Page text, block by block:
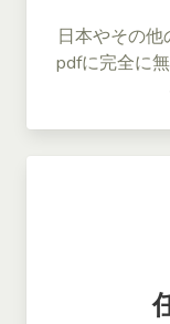
日本やその
pdfに完全に